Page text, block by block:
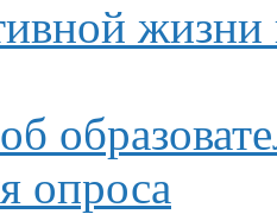
жизни
опроса